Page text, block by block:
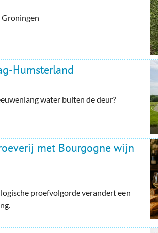
Humsterland
water buiten de deur?
met Bourgogne wijn
proefvolgorde verandert een